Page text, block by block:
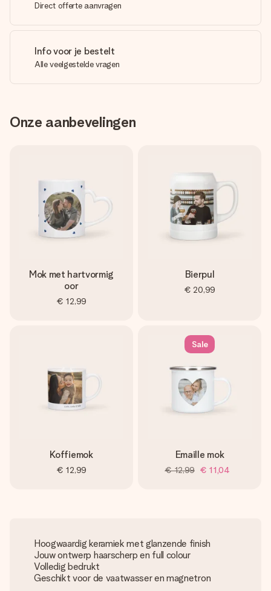
Direct offerte aanvragen
Info voor je bestelt
Alle veelgestelde vragen
Onze aanbevelingen
Mok met hartvormig
oor
€ 12,99
Bierpul
€ 20,99
Koffiemok
€ 12,99
Sale
Emaille mok
€ 12,99 € 11,04
Hoogwaardig keramiek met glanzende finish
Jouw ontwerp haarscherp en full colour
Volledig bedrukt
Geschikt voor de vaatwasser en magnetron